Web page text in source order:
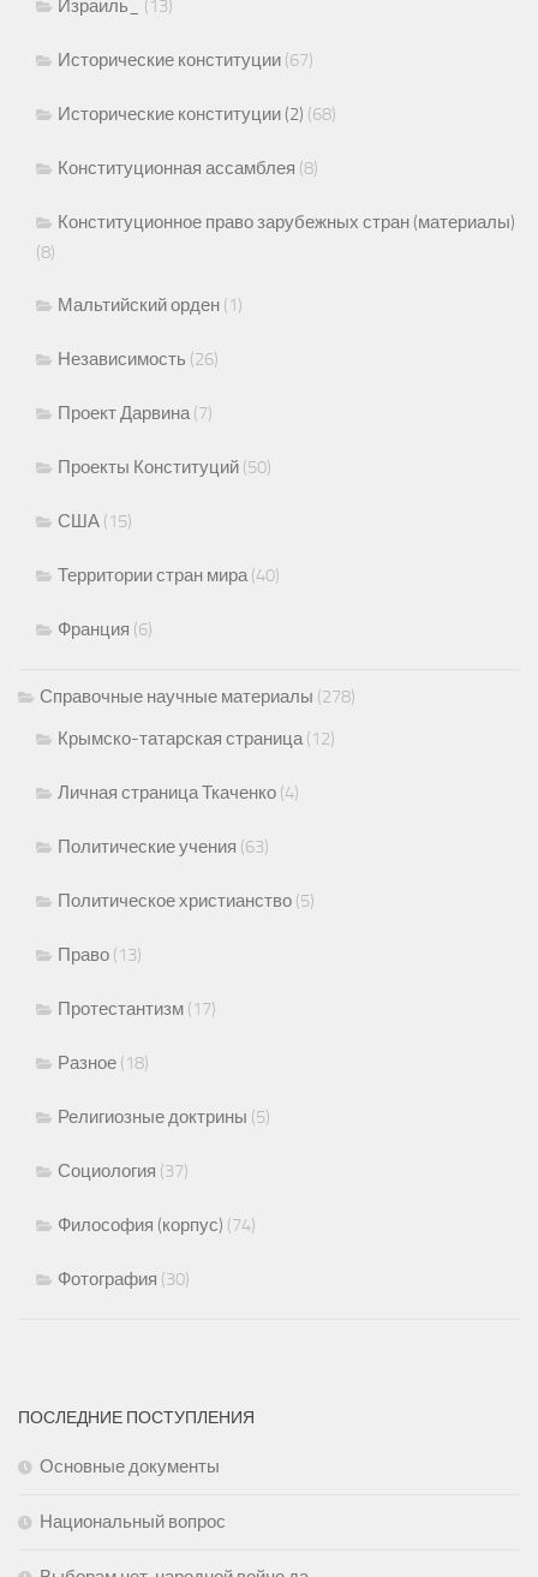
Израиль_ (13)
Исторические конституции (67)
Исторические конституции (2) (68)
Конституционная ассамблея (8)
Конституционное право зарубежных стран (материалы)
(8)
Мальтийский орден (1)
Независимость (26)
Проект Дарвина(7)
Проекты Конституций (50)
США (15)
Территории стран мира(40)
Франция (6)
Справочные научные материалы (278)
Крымско-татарская страница(12)
Личная страница Ткаченко (4)
Политические учения (63)
Политическое христианство (5)
Право (13)
Протестантизм (17)
Разное (18)
Религиозные доктрины (5)
Социология (37)
Философия (корпус) (74)
Фотография (30)
ПОСЛЕДНИЕ ПОСТУПЛЕНИЯ
Основные документы
Национальный вопрос